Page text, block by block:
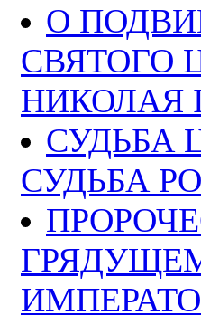
О
СВЯТОГО
НИКОЛАЯ
СУДЬБА
СУДЬБА